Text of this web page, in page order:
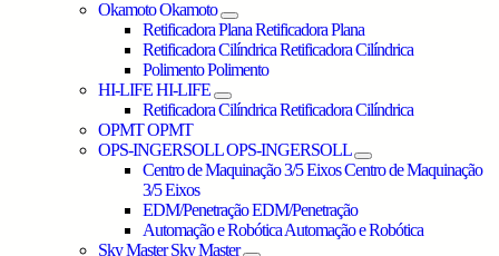
OkamotoOkamoto
Retificadora PlanaRetificadora Plana
Retificadora CilíndricaRetificadora Cilíndrica
PolimentoPolimento
HI-LIFEHI-LIFE
Retificadora CilíndricaRetificadora Cilíndrica
OPMTOPMT
OPS-INGERSOLL OPS-INGERSOLL
Centro de Maquinação 3/5 EixosCentro de Maquinação
3/5 Eixos
EDM/PenetraçãoEDM/Penetração
Automação e RobóticaAutomação e Robótica
Sky Master Sky Master